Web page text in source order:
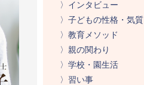
〉インタビュー
〉子どもの性格・気質
〉教育メソッド
〉親の関わり
〉学校・園生活
〉習い事